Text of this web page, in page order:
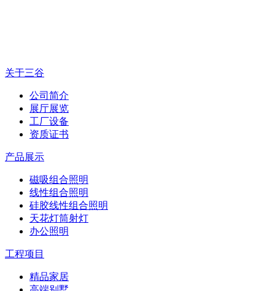
关于三谷
公司简介
展厅展览
工厂设备
资质证书
产品展示
磁吸组合照明
线性组合照明
硅胶线性组合照明
天花灯筒射灯
办公照明
工程项目
精品家居